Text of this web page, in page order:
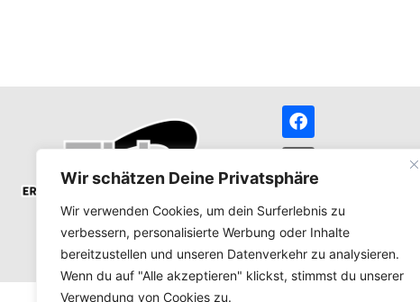
Wir schätzen Deine Privatsphäre
Wir verwenden Cookies, um dein Surferlebnis zu
verbessern, personalisierte Werbung oder Inhalte
bereitzustellen und unseren Datenverkehr zu analysieren.
Wenn du auf "Alle akzeptieren" klickst, stimmst du unserer
Verwendung von Cookies zu.
Feedback
©EH Erdbau – Transport 2025